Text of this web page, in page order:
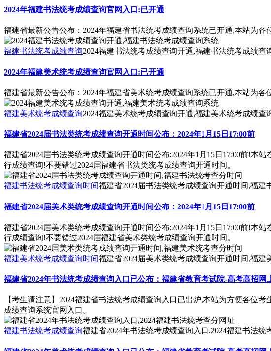
2024年福建书法统考成绩查询官网入口:已开通
福建省最新公告公布：2024年福建省书法统考成绩查询系统已开通,本站为
福建书法统考成绩查询2024福建书法统考成绩查询开通,福建书法统考成绩查
2024年福建美术统考成绩查询官网入口:已开通
福建省最新公告公布：2024年福建省美术统考成绩查询系统已开通,本站为
福建美术统考成绩查询2024福建美术统考成绩查询开通,福建美术统考成绩查
福建省2024届书法类统考成绩查询开通时间公布：2024年1月15日17:00前
福建省2024届书法类统考成绩查询开通时间公布:2024年1月15日17:00前!本
行成绩查询!不要错过2024届福建省书法类统考成绩查询开通时间。
福建书法统考成绩查询时间福建省2024届书法类统考成绩查询开通时间,福建
福建省2024届美术类统考成绩查询开通时间公布：2024年1月15日17:00前
福建省2024届美术类统考成绩查询开通时间公布:2024年1月15日17:00前!本
行成绩查询!不要错过2024届福建省美术类统考成绩查询开通时间。
福建美术统考成绩查询时间福建省2024届美术类统考成绩查询开通时间,福建
福建省2024年书法统考成绩查询入口已公布：福建省教育考试院-高考高招网
【考生请注意】2024福建省书法统考成绩查询入口已出炉,本站为方便各位
成绩查询系统官网入口。
福建书法统考成绩查询福建省2024年书法统考成绩查询入口,2024福建书法统